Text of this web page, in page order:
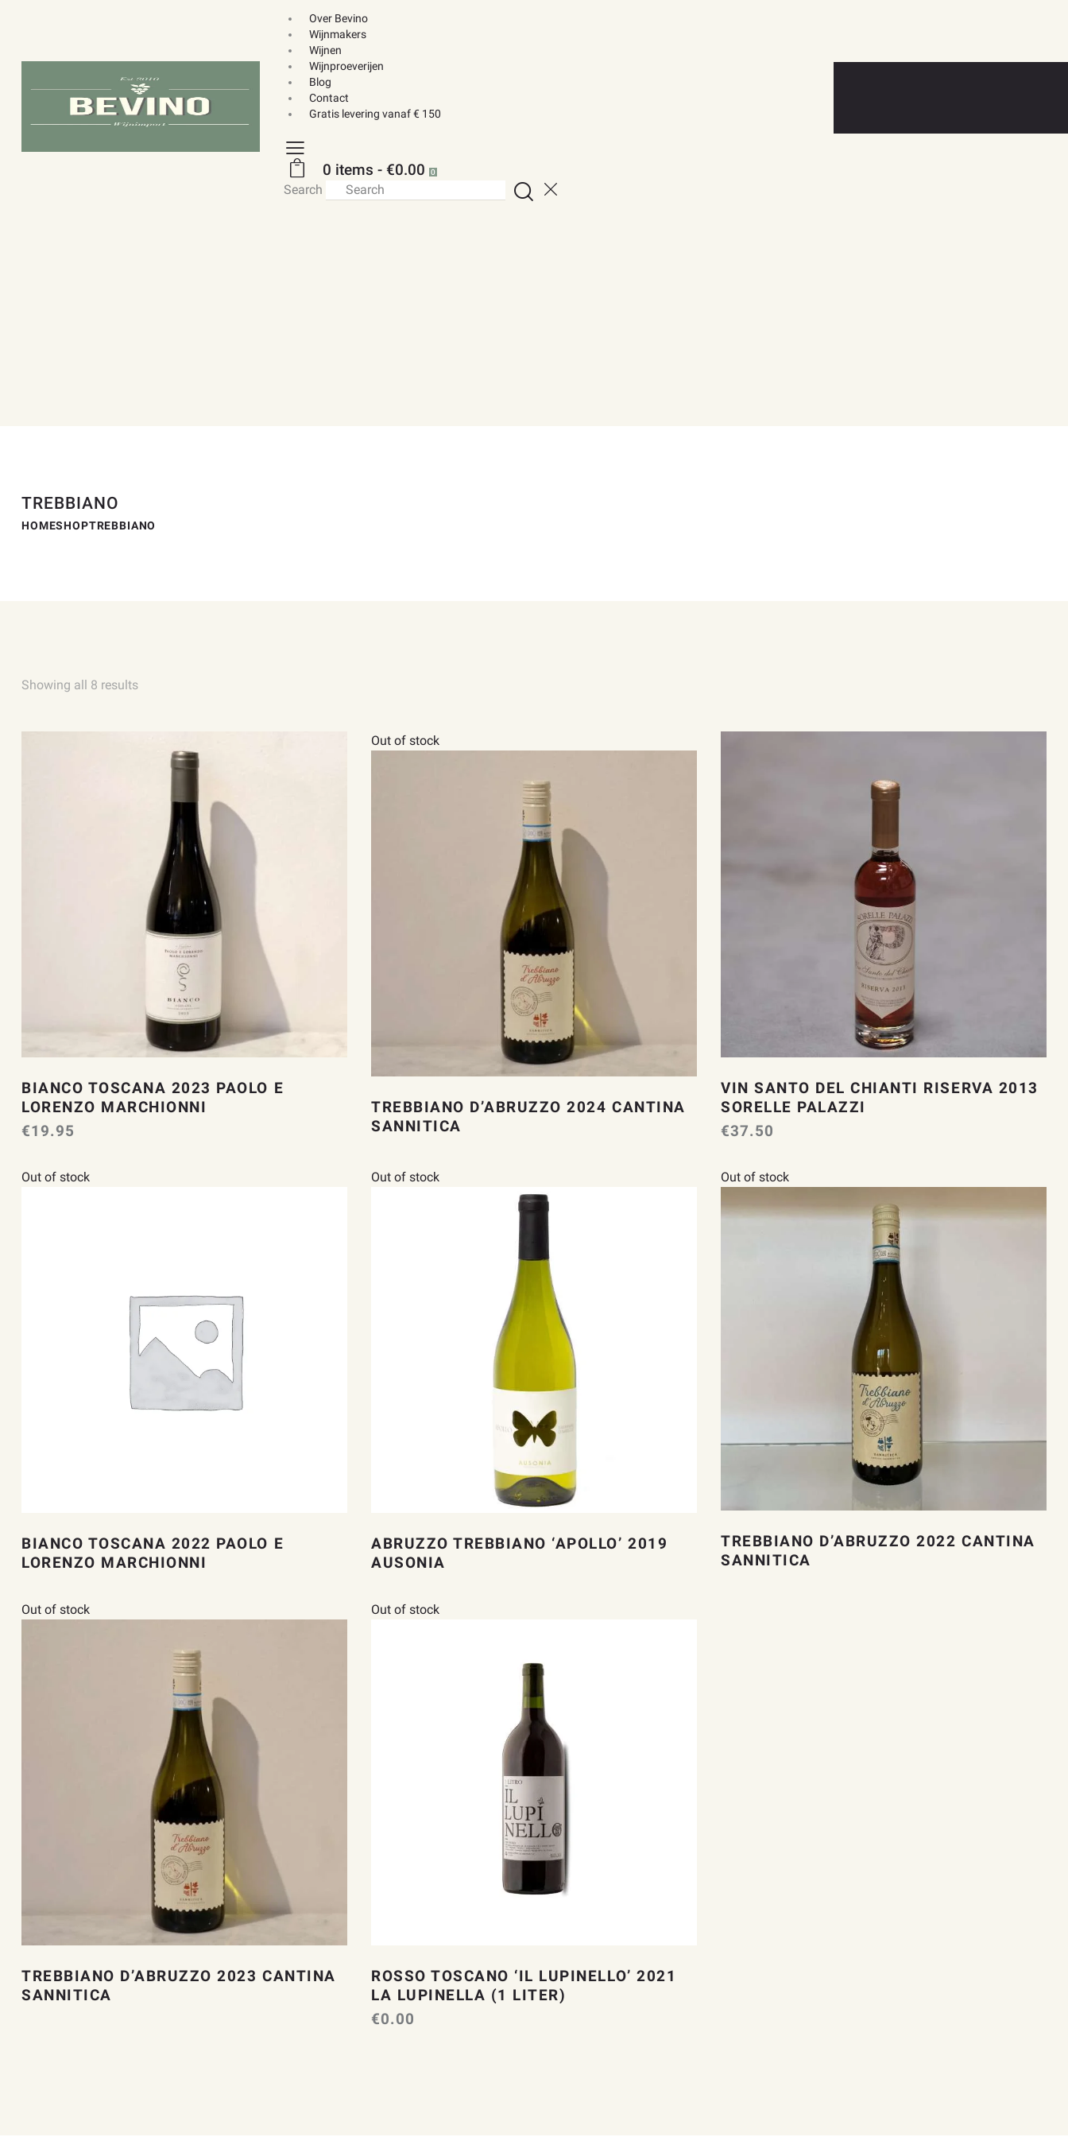
Over Bevino
Wijnmakers
Wijnen
Wijnproeverijen
Blog
Contact
Gratis levering vanaf € 150
0 items - €0.00 0
Search
TREBBIANO
HOMESHOPTREBBIANO
Showing all 8 results
BIANCO TOSCANA 2023 PAOLO E
LORENZO MARCHIONNI
€19.95
Out of stock
TREBBIANO D’ABRUZZO 2024 CANTINA
SANNITICA
VIN SANTO DEL CHIANTI RISERVA 2013
SORELLE PALAZZI
€37.50
Out of stock
BIANCO TOSCANA 2022 PAOLO E
LORENZO MARCHIONNI
Out of stock
ABRUZZO TREBBIANO ‘APOLLO’ 2019
AUSONIA
Out of stock
TREBBIANO D’ABRUZZO 2022 CANTINA
SANNITICA
Out of stock
TREBBIANO D’ABRUZZO 2023 CANTINA
SANNITICA
Out of stock
ROSSO TOSCANO ‘IL LUPINELLO’ 2021
LA LUPINELLA (1 LITER)
€0.00